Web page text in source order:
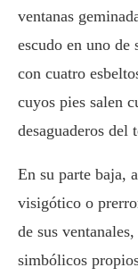
ventanas
escudo en uno de
con cuatro
cuyos pies salen
desaguaderos del
En su parte baja,
visigótico o
de sus
simbólicos